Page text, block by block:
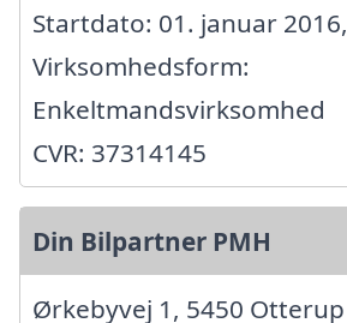
Startdato: 01. januar 2016,
Virksomhedsform:
Enkeltmandsvirksomhed
CVR: 37314145
Din Bilpartner PMH
Ørkebyvej 1, 5450 Otterup